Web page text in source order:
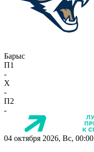
Барыс
П1
-
X
-
П2
-
04 октября 2026, Вс, 00:00